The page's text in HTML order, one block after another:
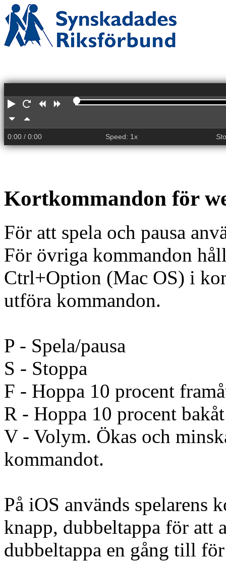
Play RestartRewindForward
SlowerFaster
0:00 / 0:00 Speed: 1x
Kortkommandon för
För att spela och pausa
För övriga kommandon
Ctrl+Option (Mac OS) i
utföra kommandon.
P - Spela/pausa
S - Stoppa
F - Hoppa 10 procent
R - Hoppa 10 procent bakåt
V - Volym. Ökas och
kommandot.
På iOS används spelarens
knapp, dubbeltappa för att
dubbeltappa en gång till